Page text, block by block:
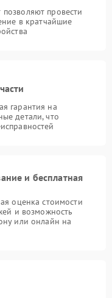
провести
в кратчайшие
гарантия на
детали, что
и бесплатная
оценка стоимости
и возможность
или онлайн на